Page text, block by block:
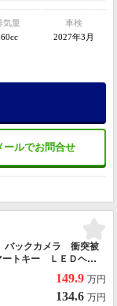
気量
車検
2027年3月
ールでお問合せ
ックカメラ 衝突被
トキー ＬＥＤヘッ
脱警報 オートライ
149.9 万円
134.6 万円